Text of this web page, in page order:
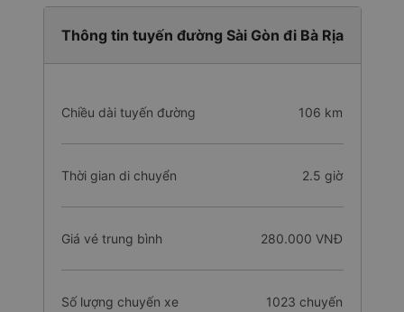
Thông tin tuyến đường Sài Gòn đi Bà Rịa
Chiều dài tuyến đường 106 km
Thời gian di chuyển 2.5 giờ
Giá vé trung bình 280.000 VNĐ
Số lượng chuyến xe 1023 chuyến